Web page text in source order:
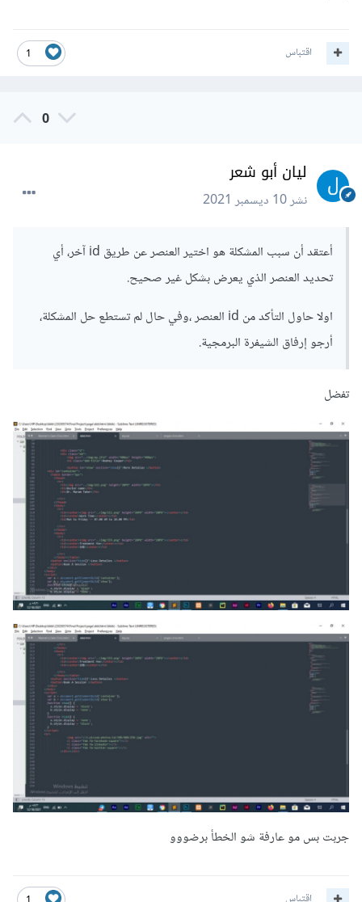
1 اقتباس
0
ليان أبو شعر
نشر10 ديسمبر 2021
أعتقد أن سبب المشكلة هو اختير العنصر عن طريق id آخر، أي
تحديد العنصر الذي يعرض بشكل غير صحيح.
اولا حاول التأكد من id العنصر ،وفي حال لم تستطع حل المشكلة،
أرجو إرفاق الشيفرة البرمجية.
تفضل
جربت بس مو عارفة شو الخطأ برضووو